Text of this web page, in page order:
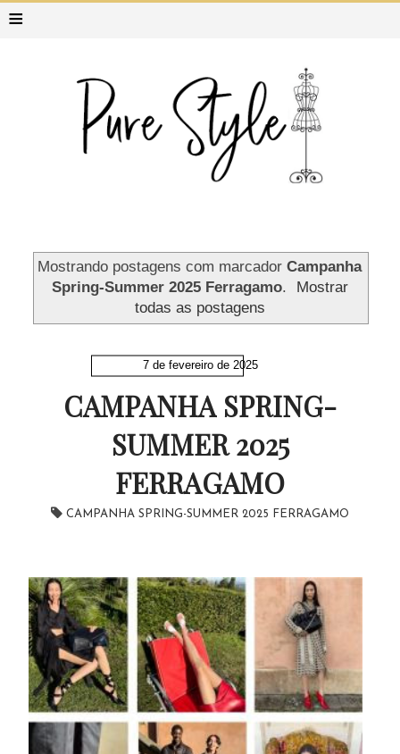
≡
Mostrando postagens com marcadorCampanha
Spring-Summer 2025 Ferragamo.
Mostrar
todas as postagens
7 de fevereiro de 2025
CAMPANHA SPRING-
SUMMER 2025
FERRAGAMO
CAMPANHA SPRING-SUMMER 2025 FERRAGAMO